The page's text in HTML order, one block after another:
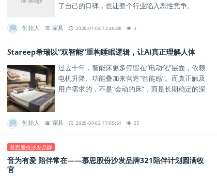
了自己的口碑，也让整个行业陷入恶性竞争。
创始人 家具 2026-01-04 12:46:48 3
Stareep希瑞以“双智能”重构睡眠逻辑，让AI真正理解人体
过去十年，智能床更多停留在“电动化”层面，依赖
电机升降、功能叠加来营造“智能感”。而真正触及
用户需求的，不是“会动的床”，而是长期稳定的深
创始人 家具 2025-09-02 17:05:51 35
慕思股份沙发品牌
音为有爱 陪伴常在——慕思股份沙发品牌321陪伴计划圆满收
官